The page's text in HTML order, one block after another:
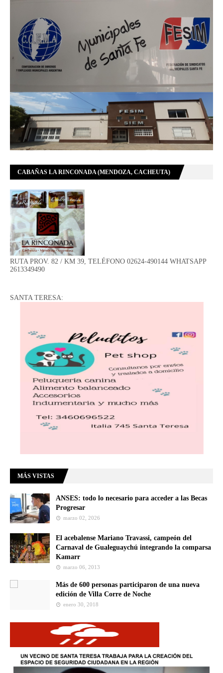
CABAÑAS LA RINCONADA (MENDOZA, CACHEUTA)
RUTA PROV. 82 / KM 39, TELÉFONO 02624-490144 WHATSAPP
2613349490
SANTA TERESA:
MÁS VISTAS
ANSES: todo lo necesario para acceder a las Becas
Progresar
marzo 02, 2026
El acebalense Mariano Travassi, campeón del
Carnaval de Gualeguaychú integrando la comparsa
Kamarr
marzo 06, 2013
Más de 600 personas participaron de una nueva
edición de Villa Corre de Noche
enero 30, 2018